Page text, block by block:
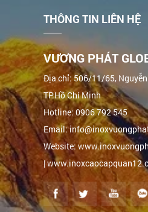
THÔNG TIN LIÊN HỆ
VƯƠNG PHÁT
Địa chỉ: 506/11/65, Nguyễn
TP.Hồ Chí Minh
Hotline: 0906 792 545
Email:
Website:
|